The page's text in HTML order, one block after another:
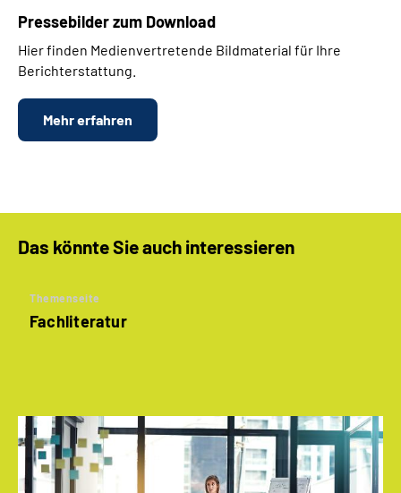
Pressebilder zum Download
Hier finden Medienvertretende Bildmaterial für Ihre
Berichterstattung.
Mehr erfahren
Das könnte Sie auch interessieren
Themenseite
Fachliteratur